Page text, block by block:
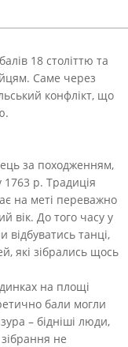
18 століттю та
Саме через
конфлікт, що
за походженням,
1763 р. Традиція
на меті переважно
вік. До того часу у
відбуватись танці,
які зібрались щось
на площі
бали могли
– бідніші люди,
не